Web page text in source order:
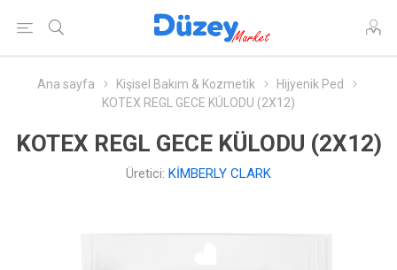
Ana sayfa Kişisel Bakım & Kozmetik
Hijyenik Ped
KOTEX REGL GECE KÜLODU (2X12)
KOTEX REGL GECE KÜLODU (2X12)
Üretici: KİMBERLY CLARK